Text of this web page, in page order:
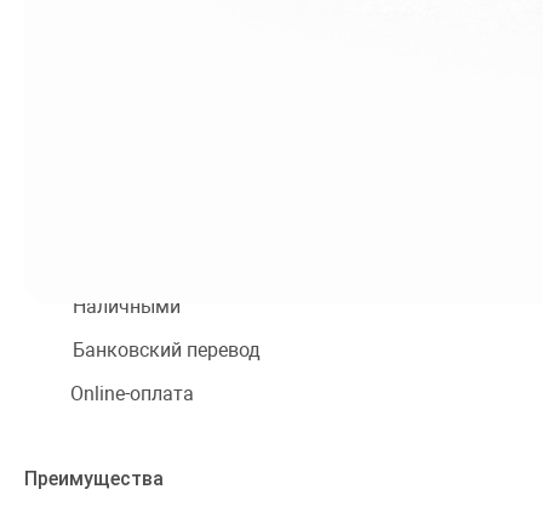
Наличными
Банковский перевод
Online-оплата
Преимущества